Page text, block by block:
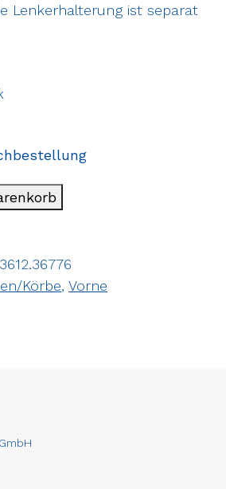
Lenkerhalterung ist separat
Körbe, Vorne